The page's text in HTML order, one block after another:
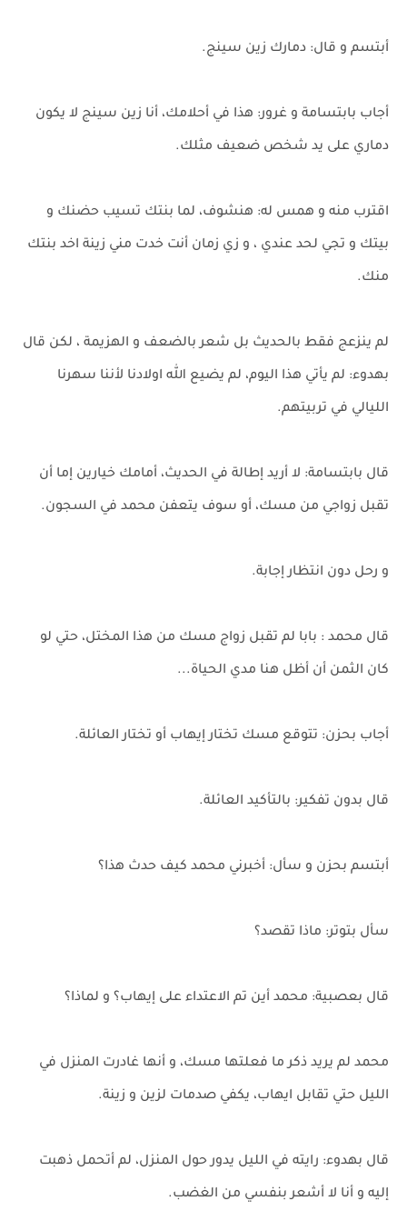
أبتسم و قال: دمارك زين سينج.
أجاب بابتسامة و غرور: هذا في أحلامك، أنا زين سينج لا يكون
دماري على يد شخص ضعيف مثلك.
اقترب منه و همس له: هنشوف، لما بنتك تسيب حضنك و
بيتك و تجي لحد عندي ، و زي زمان أنت خدت مني زينة اخد بنتك
منك.
لم ينزعج فقط بالحديث بل شعر بالضعف و الهزيمة ، لكن قال
بهدوء: لم يأتي هذا اليوم، لم يضيع الله اولادنا لأننا سهرنا
الليالي في تربيتهم.
قال بابتسامة: لا أريد إطالة في الحديث، أمامك خيارين إما أن
تقبل زواجي من مسك، أو سوف يتعفن محمد في السجون.
و رحل دون انتظار إجابة.
قال محمد : بابا لم تقبل زواج مسك من هذا المختل، حتي لو
كان الثمن أن أظل هنا مدي الحياة...
أجاب بحزن: تتوقع مسك تختار إيهاب أو تختار العائلة.
قال بدون تفكير: بالتأكيد العائلة.
أبتسم بحزن و سأل: أخبرني محمد كيف حدث هذا؟
سأل بتوتر: ماذا تقصد؟
قال بعصبية: محمد أين تم الاعتداء على إيهاب؟ و لماذا؟
محمد لم يريد ذكر ما فعلتها مسك، و أنها غادرت المنزل في
الليل حتي تقابل ايهاب، يكفي صدمات لزين و زينة.
قال بهدوء: رايته في الليل يدور حول المنزل، لم أتحمل ذهبت
إليه و أنا لا أشعر بنفسي من الغضب.